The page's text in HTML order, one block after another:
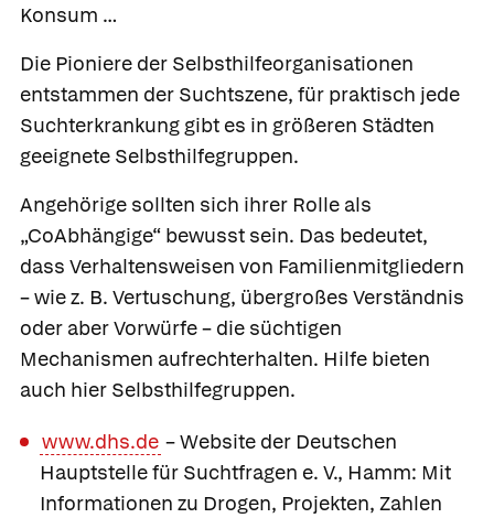
Konsum …
Die Pioniere der Selbsthilfeorganisationen
entstammen der Suchtszene, für praktisch jede
Suchterkrankung gibt es in größeren Städten
geeignete Selbsthilfegruppen.
Angehörige sollten sich ihrer Rolle als
„CoAbhängige“ bewusst sein. Das bedeutet,
dass Verhaltensweisen von Familienmitgliedern
– wie z. B. Vertuschung, übergroßes Verständnis
oder aber Vorwürfe – die süchtigen
Mechanismen aufrechterhalten. Hilfe bieten
auch hier Selbsthilfegruppen.
www.dhs.de – Website der Deutschen
Hauptstelle für Suchtfragen e. V., Hamm: Mit
Informationen zu Drogen, Projekten, Zahlen